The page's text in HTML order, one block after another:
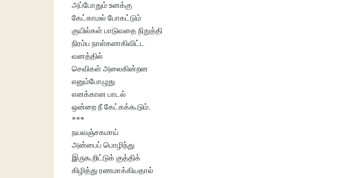
அப்போதும் உனக்கு
கேட்காமல் போகட்டும்
குயில்கள் பாடுவதை நிறுத்தி
நிரம்ப நாள்களாகிவிட்ட
வனத்தில்
செவிகள் அலைகின்றன
எனும்போழுது
எனக்கான பாடல்
ஒன்றை நீ கேட்கக்கூடும்.
***
நயவஞ்சகமாய்
அன்பைப் பொழிந்து
இருகூறிட்டுக் குத்திக்
கிழித்து ரணமாக்கியதால்